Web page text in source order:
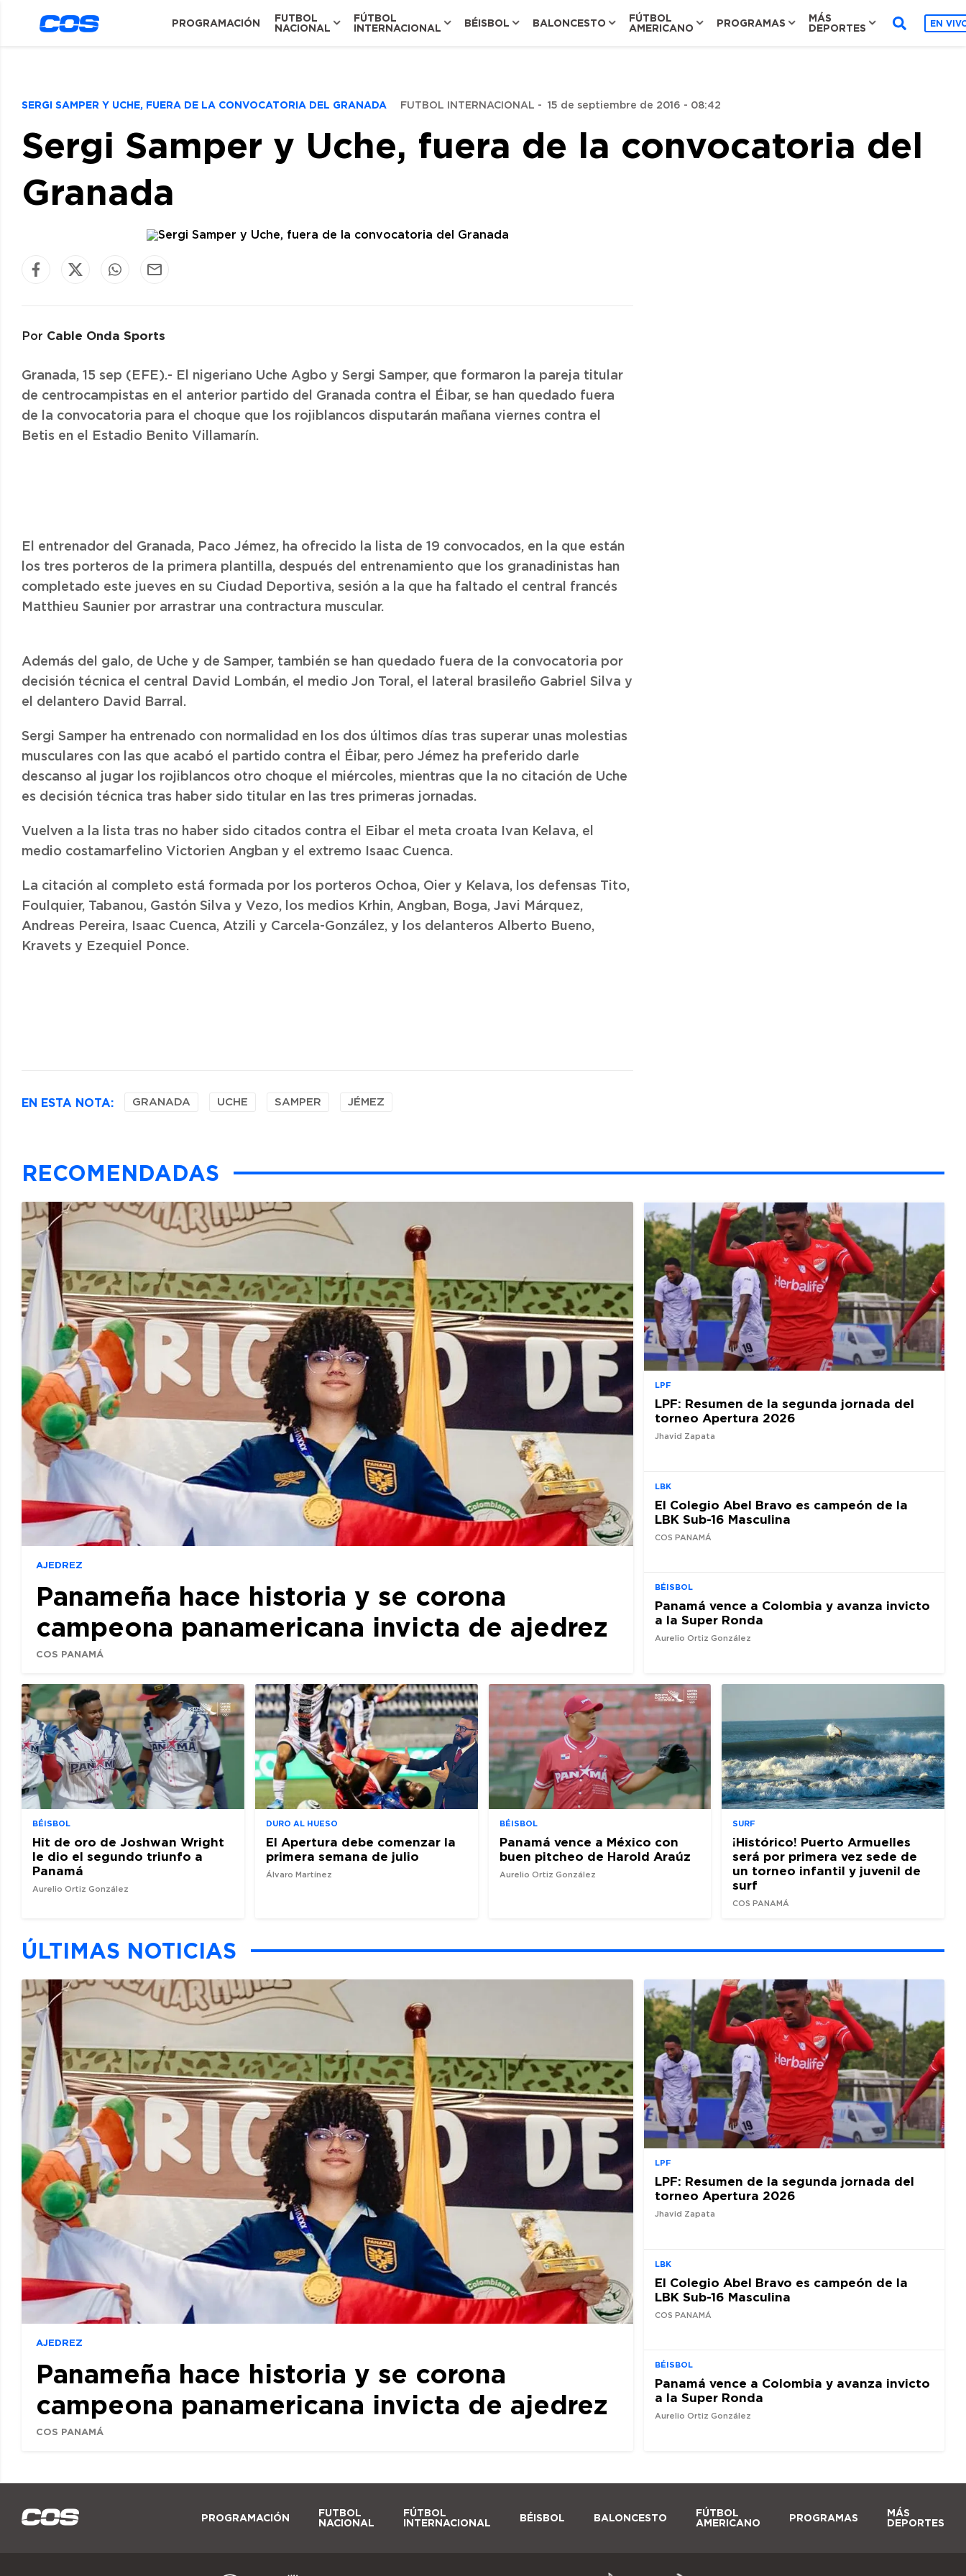
PROGRAMACIÓN
FUTBOL
NACIONAL
FÚTBOL
INTERNACIONAL
BÉISBOL BALONCESTO
FÚTBOL
AMERICANO
PROGRAMAS
MÁS
DEPORTES
EN
SERGI SAMPER Y UCHE, FUERA DE LA CONVOCATORIA DEL GRANADA FUTBOL INTERNACIONAL - 15 de septiembre de 2016 - 08:42
Sergi Samper y Uche, fuera de la convocatoria del
Granada
Por Cable Onda Sports
Granada, 15 sep (EFE).- El nigeriano Uche Agbo y Sergi Samper, que formaron la pareja titular
de centrocampistas en el anterior partido del Granada contra el Éibar, se han quedado fuera
de la convocatoria para el choque que los rojiblancos disputarán mañana viernes contra el
Betis en el Estadio Benito Villamarín.
El entrenador del Granada, Paco Jémez, ha ofrecido la lista de 19 convocados, en la que están
los tres porteros de la primera plantilla, después del entrenamiento que los granadinistas han
completado este jueves en su Ciudad Deportiva, sesión a la que ha faltado el central francés
Matthieu Saunier por arrastrar una contractura muscular.
Además del galo, de Uche y de Samper, también se han quedado fuera de la convocatoria por
decisión técnica el central David Lombán, el medio Jon Toral, el lateral brasileño Gabriel Silva y
el delantero David Barral.
Sergi Samper ha entrenado con normalidad en los dos últimos días tras superar unas molestias
musculares con las que acabó el partido contra el Éibar, pero Jémez ha preferido darle
descanso al jugar los rojiblancos otro choque el miércoles, mientras que la no citación de Uche
es decisión técnica tras haber sido titular en las tres primeras jornadas.
Vuelven a la lista tras no haber sido citados contra el Eibar el meta croata Ivan Kelava, el
medio costamarfelino Victorien Angban y el extremo Isaac Cuenca.
La citación al completo está formada por los porteros Ochoa, Oier y Kelava, los defensas Tito,
Foulquier, Tabanou, Gastón Silva y Vezo, los medios Krhin, Angban, Boga, Javi Márquez,
Andreas Pereira, Isaac Cuenca, Atzili y Carcela-González, y los delanteros Alberto Bueno,
Kravets y Ezequiel Ponce.
EN ESTA NOTA: GRANADA UCHE SAMPER JÉMEZ
RECOMENDADAS
AJEDREZ
Panameña hace historia y se corona
campeona panamericana invicta de ajedrez
COS PANAMÁ
LPF
LPF: Resumen de la segunda jornada del
torneo Apertura 2026
Jhavid Zapata
LBK
El Colegio Abel Bravo es campeón de la
LBK Sub-16 Masculina
COS PANAMÁ
BÉISBOL
Panamá vence a Colombia y avanza invicto
a la Super Ronda
Aurelio Ortiz González
BÉISBOL
Hit de oro de Joshwan Wright
le dio el segundo triunfo a
Panamá
Aurelio Ortiz González
DURO AL HUESO
El Apertura debe comenzar la
primera semana de julio
Álvaro Martínez
BÉISBOL
Panamá vence a México con
buen pitcheo de Harold Araúz
Aurelio Ortiz González
SURF
¡Histórico! Puerto Armuelles
será por primera vez sede de
un torneo infantil y juvenil de
surf
COS PANAMÁ
ÚLTIMAS NOTICIAS
AJEDREZ
Panameña hace historia y se corona
campeona panamericana invicta de ajedrez
COS PANAMÁ
LPF
LPF: Resumen de la segunda jornada del
torneo Apertura 2026
Jhavid Zapata
LBK
El Colegio Abel Bravo es campeón de la
LBK Sub-16 Masculina
COS PANAMÁ
BÉISBOL
Panamá vence a Colombia y avanza invicto
a la Super Ronda
Aurelio Ortiz González
PROGRAMACIÓN
FUTBOL
NACIONAL
FÚTBOL
INTERNACIONAL
BÉISBOL BALONCESTO
FÚTBOL
AMERICANO
PROGRAMAS
MÁS
DEPORTES